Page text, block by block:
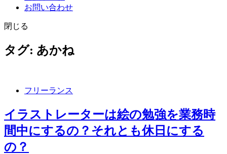
お問い合わせ
閉じる
タグ: あかね
フリーランス
イラストレーターは絵の勉強を業務時
間中にするの？それとも休日にする
の？